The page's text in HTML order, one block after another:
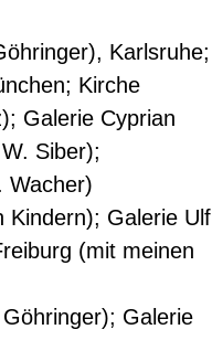
Karlsruhe;
Kirche
Galerie Cyprian
Siber);
Wacher)
Kindern); Galerie Ulf
(mit meinen
Galerie